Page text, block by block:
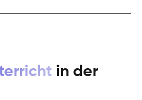
in der